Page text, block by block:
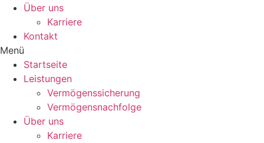
Über uns
Karriere
Kontakt
Menü
Startseite
Leistungen
Vermögenssicherung
Vermögensnachfolge
Über uns
Karriere